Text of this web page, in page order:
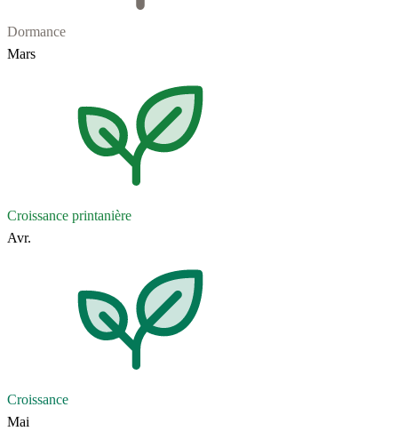
Dormance
Mars
Croissance printanière
Avr.
Croissance
Mai